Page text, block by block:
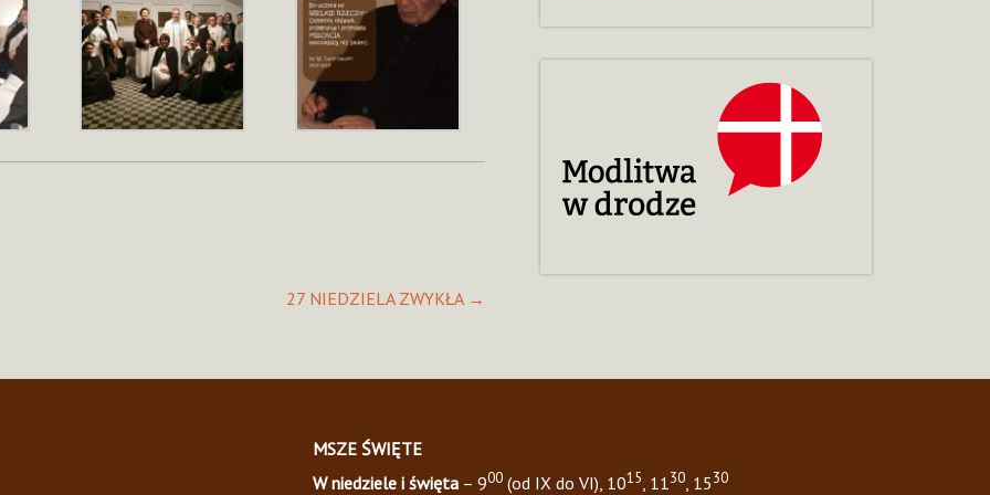
27 NIEDZIELA ZWYKŁA →
MSZE ŚWIĘTE
W niedziele i święta– 900(od IX do VI), 1015, 1130, 1530